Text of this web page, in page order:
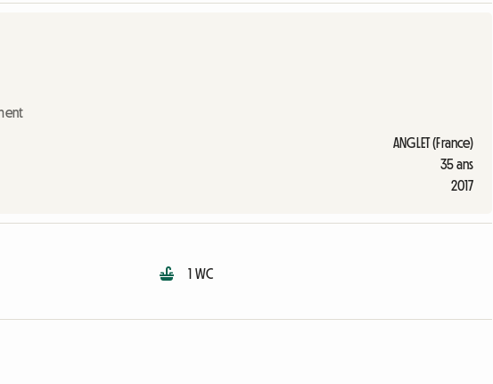
ANGLET (France)
35 ans
2017
1 WC